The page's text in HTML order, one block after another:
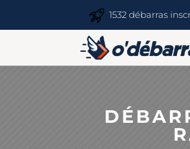
1532 débarras